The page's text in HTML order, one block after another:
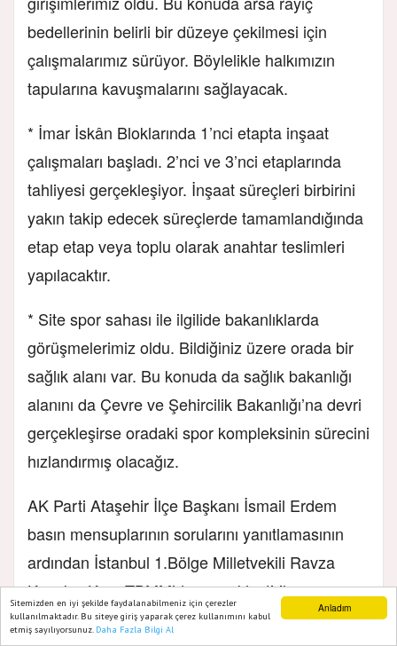
Anladım
Sitemizden en iyi şekilde faydalanabilmeniz için çerezler
kullanılmaktadır. Bu siteye giriş yaparak çerez kullanımını kabul
etmiş sayılıyorsunuz. Daha Fazla Bilgi Al
bedellerinin belirli bir düzeye çekilmesi için
çalışmalarımız sürüyor. Böylelikle halkımızın
tapularına kavuşmalarını sağlayacak.
* İmar İskân Bloklarında 1’nci etapta inşaat
çalışmaları başladı. 2’nci ve 3’nci etaplarında
tahliyesi gerçekleşiyor. İnşaat süreçleri birbirini
yakın takip edecek süreçlerde tamamlandığında
etap etap veya toplu olarak anahtar teslimleri
yapılacaktır.
* Site spor sahası ile ilgilide bakanlıklarda
görüşmelerimiz oldu. Bildiğiniz üzere orada bir
sağlık alanı var. Bu konuda da sağlık bakanlığı
alanını da Çevre ve Şehircilik Bakanlığı’na devri
gerçekleşirse oradaki spor kompleksinin sürecini
hızlandırmış olacağız.
AK Parti Ataşehir İlçe Başkanı İsmail Erdem
basın mensuplarının sorularını yanıtlamasının
ardından İstanbul 1.Bölge Milletvekili Ravza
Kavakçı Kan, TBMM’de gerçekleştirilen
görüşmeler, komisyon çalışmaları ve bütçe
Ana Sayfa Web TV